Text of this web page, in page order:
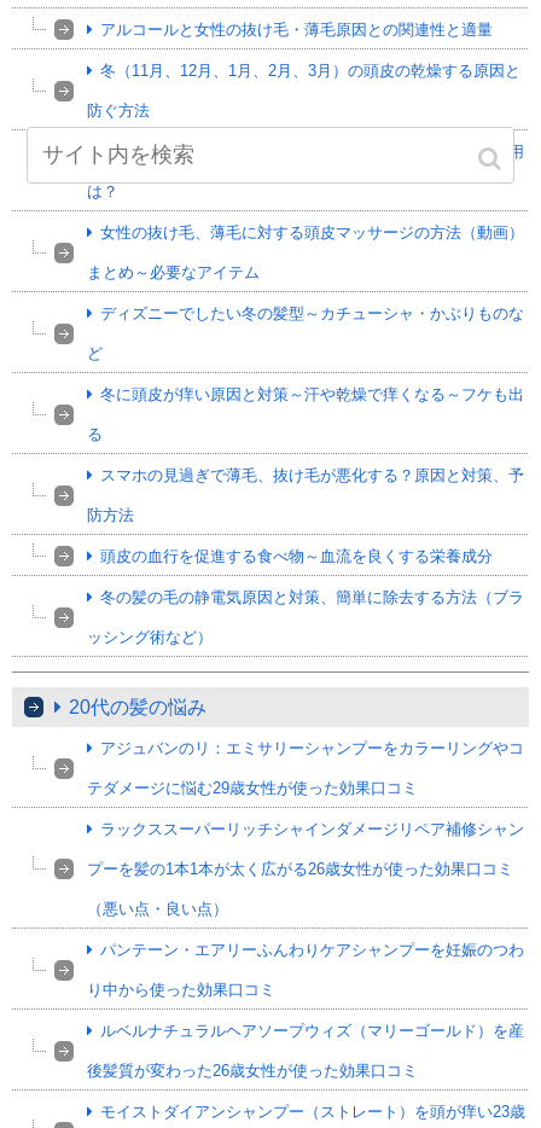
アルコールと女性の抜け毛・薄毛原因との関連性と適量
冬（11月、12月、1月、2月、3月）の頭皮の乾燥する原因と
防ぐ方法
皮膚科クリニックでの女性の抜け毛【治療方法】とは？費用
は？
女性の抜け毛、薄毛に対する頭皮マッサージの方法（動画）
まとめ～必要なアイテム
ディズニーでしたい冬の髪型～カチューシャ・かぶりものな
ど
冬に頭皮が痒い原因と対策～汗や乾燥で痒くなる～フケも出
る
スマホの見過ぎで薄毛、抜け毛が悪化する？原因と対策、予
防方法
頭皮の血行を促進する食べ物～血流を良くする栄養成分
冬の髪の毛の静電気原因と対策、簡単に除去する方法（ブラ
ッシング術など）
20代の髪の悩み
アジュバンのリ：エミサリーシャンプーをカラーリングやコ
テダメージに悩む29歳女性が使った効果口コミ
ラックススーパーリッチシャインダメージリペア補修シャン
プーを髪の1本1本が太く広がる26歳女性が使った効果口コミ
（悪い点・良い点）
パンテーン・エアリーふんわりケアシャンプーを妊娠のつわ
り中から使った効果口コミ
ルベルナチュラルヘアソープウィズ（マリーゴールド）を産
後髪質が変わった26歳女性が使った効果口コミ
モイストダイアンシャンプー（ストレート）を頭が痒い23歳